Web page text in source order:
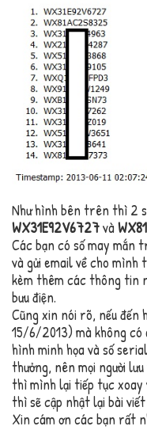
Như hình bên trên thì 2
WX31E92V6727và
Các bạn có số may mắn
và gửi email về cho
kèm thêm các thông tin
bưu điện.
Cũng xin nói rõ, nếu đến
15/6/2013) mà không có
hình minh họa và số
thưởng, nên mọi người
thì mình lại tiếp tục xoay
thì sẽ cập nhật lại bài
Xin cám ơn các bạn rất